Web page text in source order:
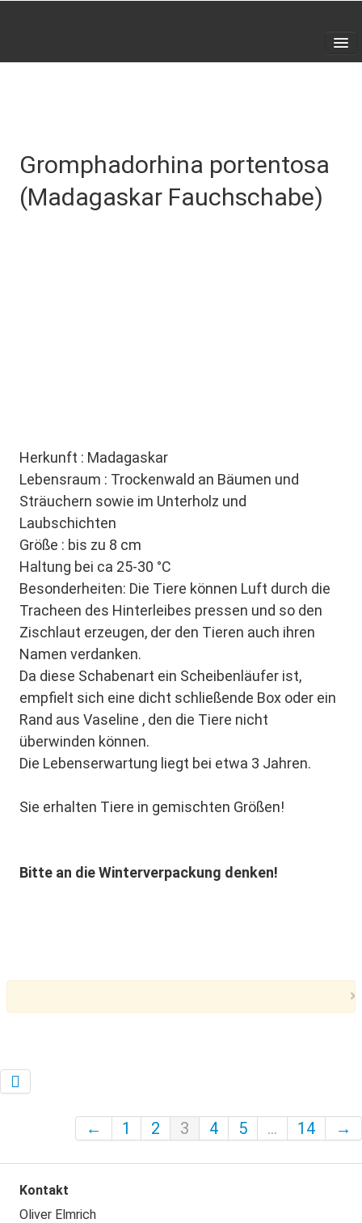
Kontakt
Gromphadorhina portentosa
(Madagaskar Fauchschabe)
Herkunft : Madagaskar
Lebensraum : Trockenwald an Bäumen und
Sträuchern sowie im Unterholz und
Laubschichten
Größe : bis zu 8 cm
Haltung bei ca 25-30 °C
Besonderheiten: Die Tiere können Luft durch die
Tracheen des Hinterleibes pressen und so den
Zischlaut erzeugen, der den Tieren auch ihren
Namen verdanken.
Da diese Schabenart ein Scheibenläufer ist,
empfielt sich eine dicht schließende Box oder ein
Rand aus Vaseline , den die Tiere nicht
überwinden können.
Die Lebenserwartung liegt bei etwa 3 Jahren.
Sie erhalten Tiere in gemischten Größen!
Bitte an die Winterverpackung denken!
×
← 1 2 3 4 5 ... 14 →
Kontakt
Oliver Elmrich